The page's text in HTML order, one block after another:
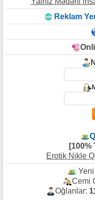
Reklam
[100%
Erotik Nikle
Yeni
Cemi
Oğlanlar: